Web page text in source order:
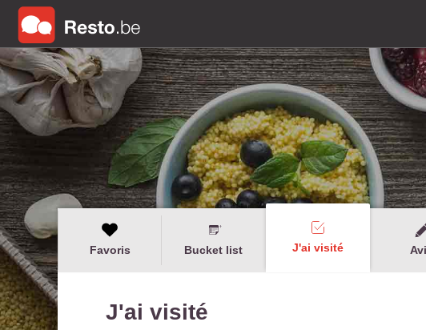
Favoris Bucket list J'ai visité
J'ai visité